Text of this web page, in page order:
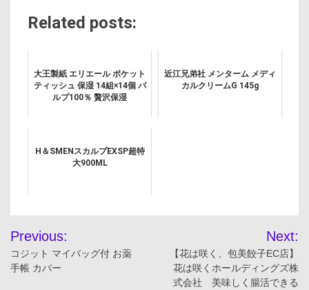
Related posts:
大王製紙 エリエール ポケット
ティッシュ 保湿 14組×14個 パ
ルプ100％ 贅沢保湿
近江兄弟社 メンターム メディ
カルクリームG 145g
H＆SMENスカルプEXSP超特
大900ML
投
稿
Previous:
コジット マイバッグ付 お薬
手帳 カバー
Next:
【花は咲く、包美餃子EC店】
花は咲くホールディングズ株
式会社 美味しく腸活できる